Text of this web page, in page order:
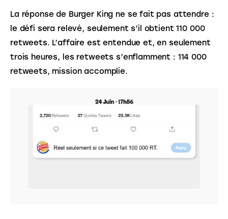
La réponse de Burger King ne se fait pas attendre :
le défi sera relevé, seulement s’il obtient 110 000
retweets. L’affaire est entendue et, en seulement
trois heures, les retweets s’enflamment : 114 000
retweets, mission accomplie.